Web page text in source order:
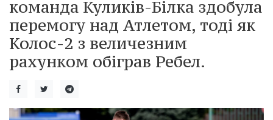
команда Куликів-Білка здобула
перемогу над Атлетом, тоді як
Колос-2 з величезним
рахунком обіграв Ребел.